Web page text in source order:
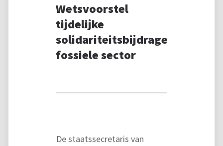
Wetsvoorstel
tijdelijke
solidariteitsbijdrage
fossiele sector
De staatssecretaris van